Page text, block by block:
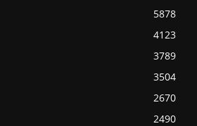
5878
4123
3789
3504
2670
2490